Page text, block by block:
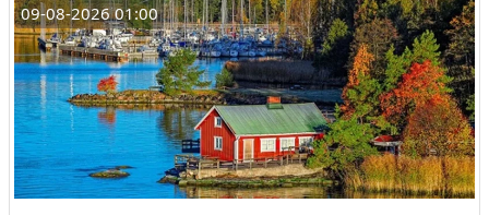
09-08-2026 01:00